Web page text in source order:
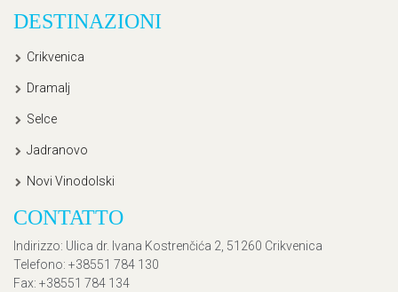
DESTINAZIONI
Crikvenica
Dramalj
Selce
Jadranovo
Novi Vinodolski
CONTATTO
Indirizzo: Ulica dr. Ivana Kostrenčića 2, 51260 Crikvenica
Telefono: +38551 784 130
Fax: +38551 784 134